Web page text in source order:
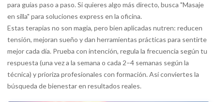
para guías paso a paso. Si quieres algo más directo, busca "Masaje
en silla" para soluciones express en la oficina.
Estas terapias no son magia, pero bien aplicadas nutren: reducen
tensión, mejoran sueño y dan herramientas prácticas para sentirte
mejor cada día. Prueba con intención, regula la frecuencia según tu
respuesta (una vez a la semana o cada 2–4 semanas según la
técnica) y prioriza profesionales con formación. Así conviertes la
búsqueda de bienestar en resultados reales.